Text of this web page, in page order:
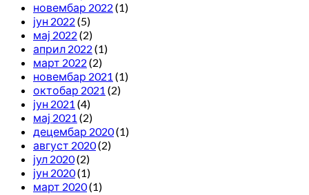
новембар 2022 (1)
јун 2022 (5)
мај 2022 (2)
април 2022 (1)
март 2022 (2)
новембар 2021 (1)
октобар 2021 (2)
јун 2021 (4)
мај 2021 (2)
децембар 2020(1)
август 2020(2)
јул 2020(2)
јун 2020(1)
март 2020(1)